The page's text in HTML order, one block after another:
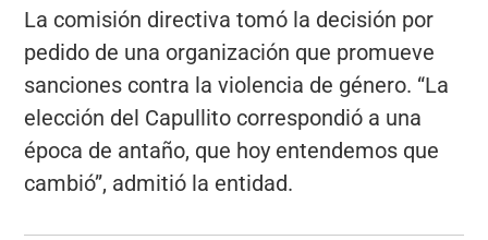
La comisión directiva tomó la decisión por
pedido de una organización que promueve
sanciones contra la violencia de género. “La
elección del Capullito correspondió a una
época de antaño, que hoy entendemos que
cambió”, admitió la entidad.